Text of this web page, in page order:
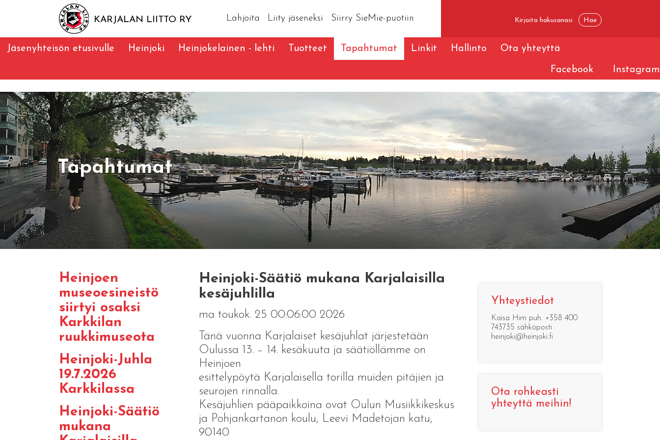
KARJALAN LIITTO RY Lahjoita Liity jäseneksi Siirry SieMie-puotiin
Jäsenyhteisön etusivulle Heinjoki Heinjokelainen - lehti Tuotteet Tapahtumat Linkit Hallinto Ota yhteyttä
Facebook Instagram
Tapahtumat
Heinjoen
museoesineistö
siirtyi osaksi
Karkkilan
ruukkimuseota
Heinjoki-Juhla
19.7.2026
Karkkilassa
Heinjoki-Säätiö
mukana
Heinjoki-Säätiö mukana Karjalaisilla
kesäjuhlilla
ma toukok. 25 00:06:00 2026
Tänä vuonna Karjalaiset kesäjuhlat järjestetään
Oulussa 13. – 14. kesäkuuta ja säätiöllämme on
Heinjoen
esittelypöytä Karjalaisella torilla muiden pitäjien ja
seurojen rinnalla.
Kesäjuhlien pääpaikkoina ovat Oulun Musiikkikeskus
ja Pohjankartanon koulu, Leevi Madetojan katu,
90140
Yhteystiedot
Kaisa Him puh. +358 400
743735 sähköposti
heinjoki@heinjoki.fi
Ota rohkeasti
yhteyttä meihin!